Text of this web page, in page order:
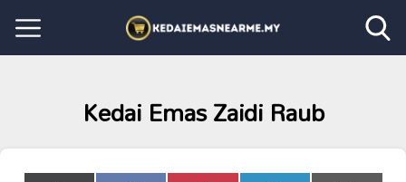
Kedai Emas Zaidi Raub